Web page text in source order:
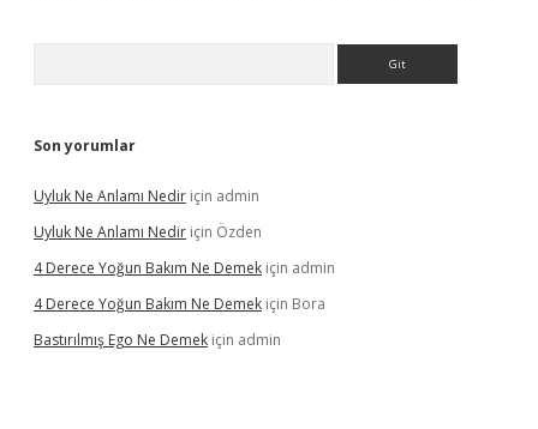
Son yorumlar
Uyluk Ne Anlamı Nedir için admin
Uyluk Ne Anlamı Nedir için Özden
4 Derece Yoğun Bakım Ne Demek için admin
4 Derece Yoğun Bakım Ne Demek için Bora
Bastırılmış Ego Ne Demek için admin